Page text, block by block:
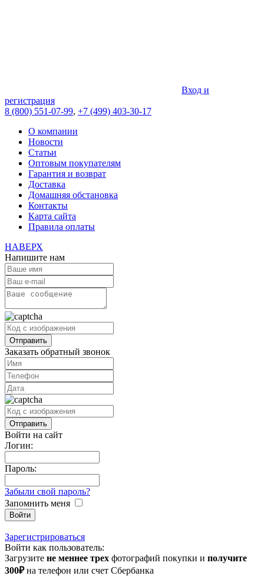
Вход и
регистрация
8 (800) 551-07-99, +7 (499) 403-30-17
О компании
Новости
Статьи
Оптовым покупателям
Гарантия и возврат
Доставка
Домашняя обстановка
Контакты
Карта сайта
Правила оплаты
НАВЕРХ
Напишите нам
Заказать обратный звонок
Войти на сайт
Логин:
Пароль:
Забыли свой пароль?
Запомнить меня
Зарегистрироваться
Войти как пользователь:
Загрузите не меннее трех фотографий покупки и получите
300₽на телефон или счет Сбербанка